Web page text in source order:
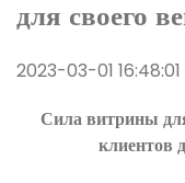
для своего
2023-03-01 16:48:01
Сила витрины
клиентов